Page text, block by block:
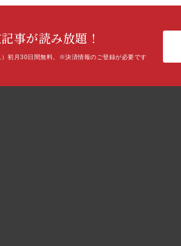
事が読み放題！
初月30日間無料。 ※決済情報のご登録が必要です